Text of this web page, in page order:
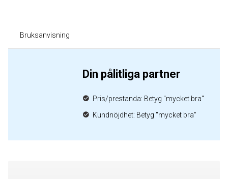
Bruksanvisning
Din pålitliga partner
Pris/prestanda: Betyg "mycket bra"
Kundnöjdhet: Betyg "mycket bra"